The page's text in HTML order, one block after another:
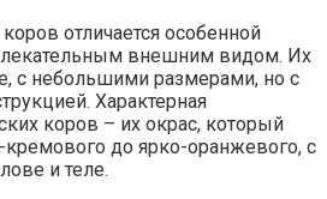
отличается особенной
внешним видом. Их
с небольшими размерами, но с
Характерная
коров – их окрас, который
до ярко-оранжевого, с
и теле.